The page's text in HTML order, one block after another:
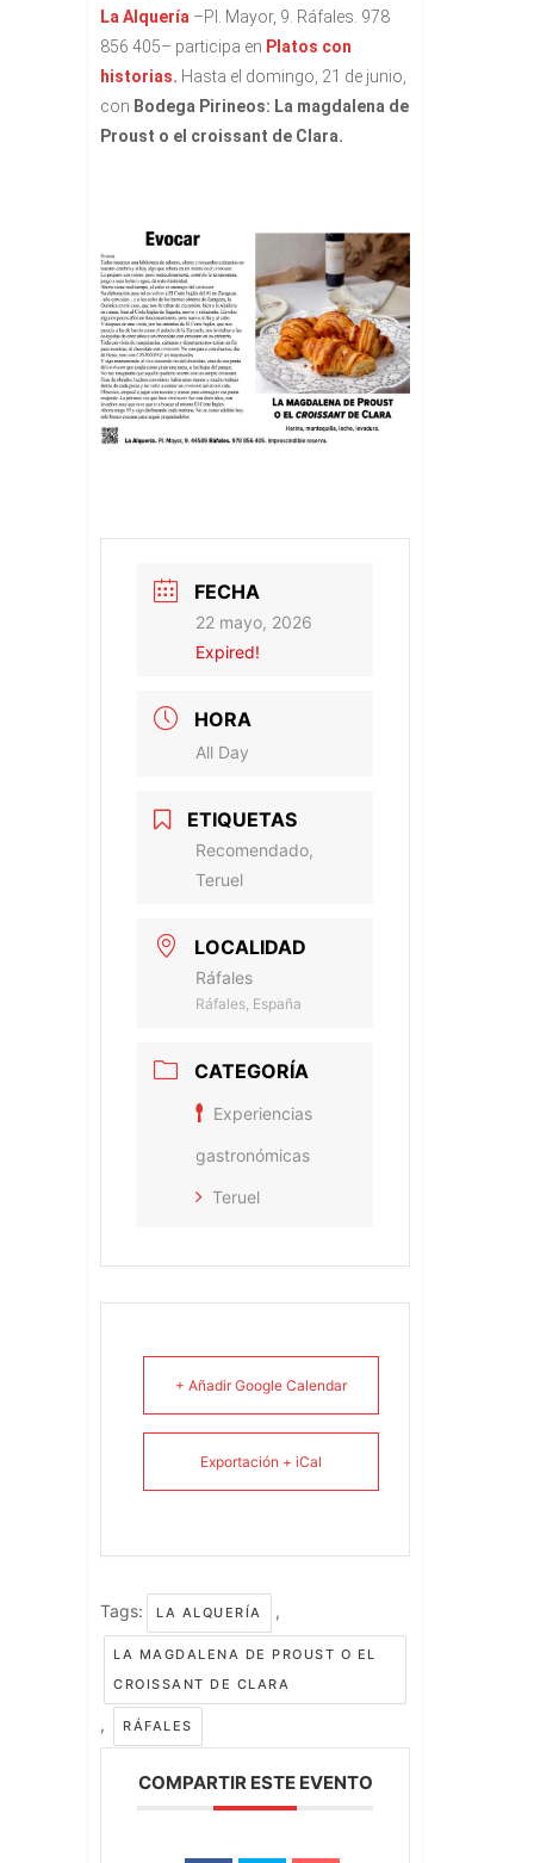
La Alquería –Pl. Mayor, 9. Ráfales. 978
856 405– participa en Platos con
historias. Hasta el domingo, 21 de junio,
con Bodega Pirineos: La magdalena de
Proust o el croissant de Clara.
FECHA
22 mayo, 2026
Expired!
HORA
All Day
ETIQUETAS
Recomendado,
Teruel
LOCALIDAD
Ráfales
Ráfales, España
CATEGORÍA
Experiencias
gastronómicas
Teruel
+ Añadir Google Calendar
Exportación + iCal
Tags: LA ALQUERÍA ,
LA MAGDALENA DE PROUST O EL
CROISSANT DE CLARA
, RÁFALES
COMPARTIR ESTE EVENTO